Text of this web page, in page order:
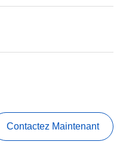
Contactez Maintenant